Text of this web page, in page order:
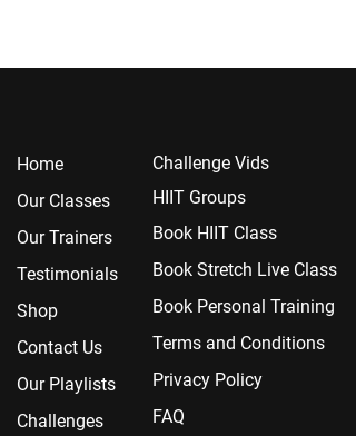
Home
Our Classes
Our Trainers
Testimonials
Shop
Contact Us
Our Playlists
Challenges
Chall enge Vids
HIIT Groups
Book HIIT Class
Book Stretch Live Class
Book Personal Training
Terms and Conditions
Privacy Policy
FAQ